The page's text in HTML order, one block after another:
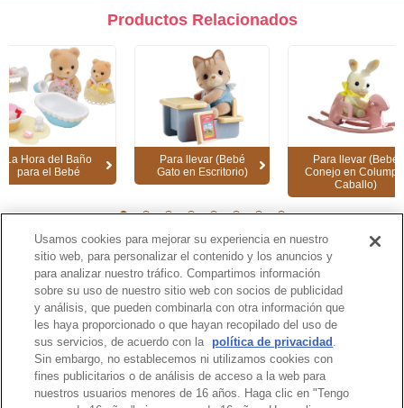
Productos Relacionados
La Hora del Baño
para el Bebé
Para llevar (Bebé
Gato en Escritorio)
Para llevar (Bebé
Conejo en
Caballo)
1 2 3 4 5 6 7 8
Página de Catálogo
Inicio de la Página
Usamos cookies para mejorar su experiencia en nuestro
sitio web, para personalizar el contenido y los anuncios y
para analizar nuestro tráfico. Compartimos información
sobre su uso de nuestro sitio web con socios de publicidad
y análisis, que pueden combinarla con otra información que
les haya proporcionado o que hayan recopilado del uso de
sus servicios, de acuerdo con la política de privacidad .
Sin embargo, no establecemos ni utilizamos cookies con
fines publicitarios o de análisis de acceso a la web para
nuestros usuarios menores de 16 años. Haga clic en "Tengo